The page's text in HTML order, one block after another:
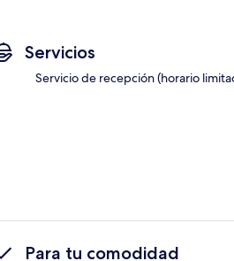
Servicios
Servicio de recepción (horario
Para tu comodidad